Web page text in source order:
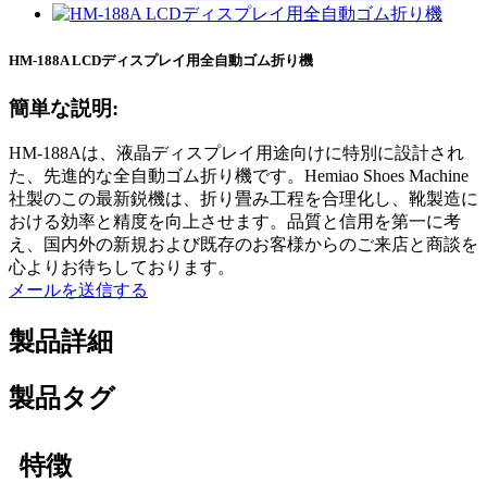
HM-188A LCDディスプレイ用全自動ゴム折り機
簡単な説明:
HM-188Aは、液晶ディスプレイ用途向けに特別に設計され
た、先進的な全自動ゴム折り機です。Hemiao Shoes Machine
社製のこの最新鋭機は、折り畳み工程を合理化し、靴製造に
おける効率と精度を向上させます。品質と信用を第一に考
え、国内外の新規および既存のお客様からのご来店と商談を
心よりお待ちしております。
メールを送信する
製品詳細
製品タグ
特徴